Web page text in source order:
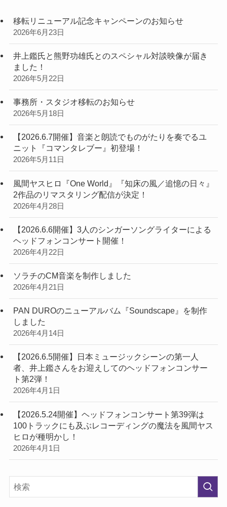
移転リニューアル記念キャンペーンのお知らせ
2026年6月23日
井上鑑氏と熊野功雄氏とのスペシャル対談映像が届き
ました！
2026年5月22日
事務所・スタジオ移転のお知らせ
2026年5月18日
【2026.6.7開催】音楽と朗読でものがたりを奏でるユ
ニット『コマンタレブー』初登場！
2026年5月11日
風間ヤスヒロ『One World』『知床の風／追憶の日々』
2作品のリマスタリング配信が決定！
2026年4月28日
【2026.6.6開催】3人のシンガーソングライターによる
ヘッドフォンコンサート開催！
2026年4月22日
ソラチのCM音楽を制作しました
2026年4月21日
PAN DUROのニューアルバム『Soundscape』を制作
しました
2026年4月14日
【2026.6.5開催】日本ミュージックシーンの第一人
者、井上鑑さんをお迎えしてのヘッドフォンコンサー
ト第2弾！
2026年4月1日
【2026.5.24開催】ヘッドフォンコンサート第39弾は
100トラックにも及ぶレコーディングの魔法を風間ヤス
ヒロが種明かし！
2026年4月1日